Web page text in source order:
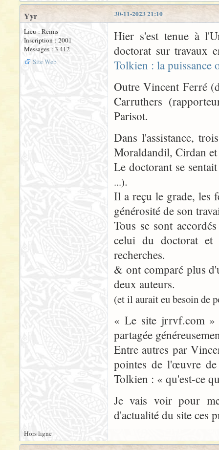
30-11-2023 21:10
Yyr
Lieu : Reims
Inscription : 2001
Messages : 3 412
Site Web
Hier s'est tenue à
doctorat sur travaux
Tolkien : la puissance
Outre Vincent Ferré
Carruthers
Parisot.
Dans l'assistance,
Moraldandil, Cirdan
Le doctorant se
...).
Il a reçu le grade, les
générosité de son
Tous se sont
celui du doctorat et
recherches.
& ont comparé plus
deux auteurs.
(et il aurait eu besoin de
« Le site jrrvf.com »
partagée
Entre autres par
pointes de l'œuvre de
Tolkien : « qu'est-ce
Je vais voir pour
d'actualité du site ces
Hors ligne